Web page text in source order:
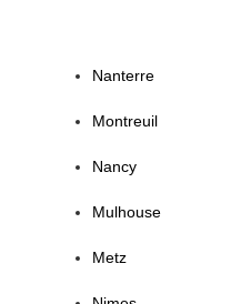
Nanterre
Montreuil
Nancy
Mulhouse
Metz